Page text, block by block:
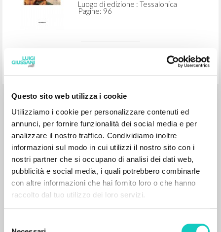
Questo sito web utilizza i cookie
Utilizziamo i cookie per personalizzare contenuti ed
annunci, per fornire funzionalità dei social media e per
analizzare il nostro traffico. Condividiamo inoltre
informazioni sul modo in cui utilizzi il nostro sito con i
nostri partner che si occupano di analisi dei dati web,
pubblicità e social media, i quali potrebbero combinarle
con altre informazioni che hai fornito loro o che hanno
raccolto dal tuo utilizzo dei loro servizi.
RICERCA AVANZATA »
DOCUMENTI TROVATI
I thriskeutiki suneidisi sto monterno
anthropo
Giussani Luigi Autore
F.D. Melissa
1989
Greco
Luogo di edizione : Tessalonica
Pagine: 96